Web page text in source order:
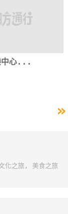
中心...
»
化之旅, 美食之旅